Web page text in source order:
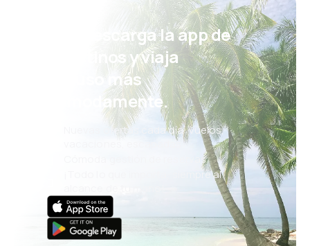
¡Eh! Descarga la app de
eDestinos y viaja
incluso más
cómodamente.
Nuevas ofertas cada día: vuelos,
vacaciones, escapadas
Cómoda gestión de reservas
¡Todo lo que importa, siempre al